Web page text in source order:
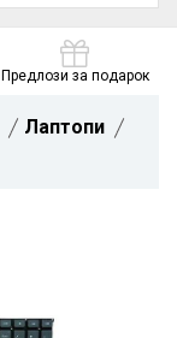
Предлози за подарок
Лаптопи